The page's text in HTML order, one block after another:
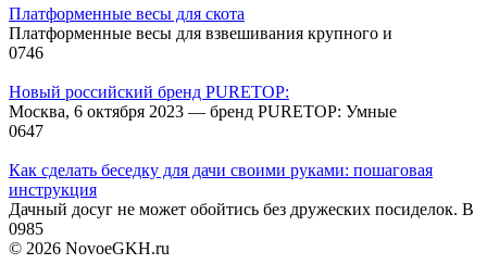
Платформенные весы для скота
Платформенные весы для взвешивания крупного и
0746
Новый российский бренд PURETOP:
Москва, 6 октября 2023 — бренд PURETOP: Умные
0647
Как сделать беседку для дачи своими руками: пошаговая
инструкция
Дачный досуг не может обойтись без дружеских посиделок. В
0985
© 2026 NovoeGKH.ru